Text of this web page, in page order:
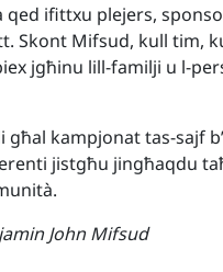
qed ifittxu plejers,
Skont Mifsud, kull tim,
jgħinu lill-familji u l-
kampjonat tas-sajf
jistgħu jingħaqdu
John Mifsud